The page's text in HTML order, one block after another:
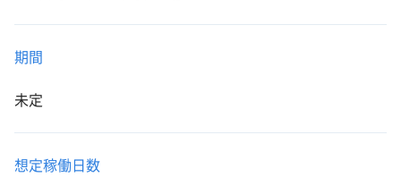
期間
未定
想定稼働日数